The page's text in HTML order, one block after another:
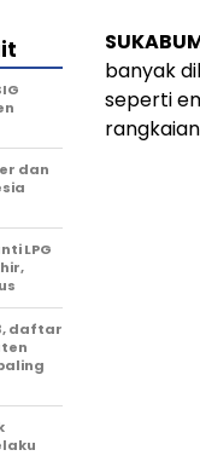
banyak
seperti
dan
LPG
daftar